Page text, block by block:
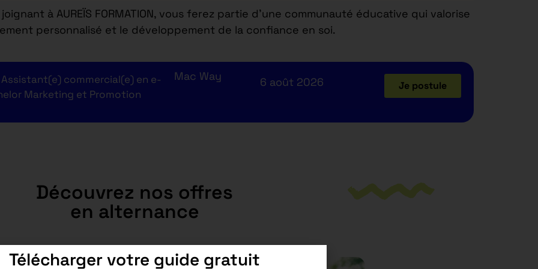
à AUREÏS FORMATION, vous ferez partie d’une communauté éducative qui valorise
personnalisé et le développement de la confiance en soi.
commercial(e) en e-
Marketing et Promotion
Mac Way 6 août 2026 Je postule
Découvrez nos offres
en alternance
Télécharger votre guide gratuit